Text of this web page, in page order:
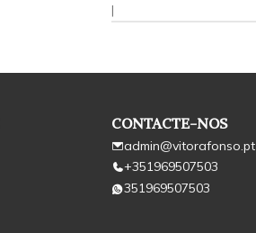
|
CONTACTE-NOS
admin@vitorafonso.pt
+351969507503
351969507503